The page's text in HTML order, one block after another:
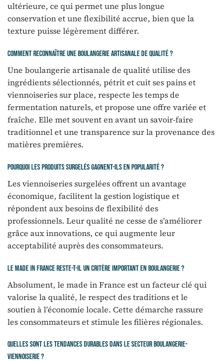
ultérieure, ce qui permet une plus longue
conservation et une flexibilité accrue, bien que la
texture puisse légèrement différer.
Comment reconnaître une boulangerie artisanale de qualité ?
Une boulangerie artisanale de qualité utilise des
ingrédients sélectionnés, pétrit et cuit ses pains et
viennoiseries sur place, respecte les temps de
fermentation naturels, et propose une offre variée et
fraîche. Elle met souvent en avant un savoir-faire
traditionnel et une transparence sur la provenance des
matières premières.
Pourquoi les produits surgelés gagnent-ils en popularité ?
Les viennoiseries surgelées offrent un avantage
économique, facilitent la gestion logistique et
répondent aux besoins de flexibilité des
professionnels. Leur qualité ne cesse de s’améliorer
grâce aux innovations, ce qui augmente leur
acceptabilité auprès des consommateurs.
Le made in France reste-t-il un critère important en boulangerie ?
Absolument, le made in France est un facteur clé qui
valorise la qualité, le respect des traditions et le
soutien à l’économie locale. Cette démarche rassure
les consommateurs et stimule les filières régionales.
Quelles sont les tendances durables dans le secteur boulangerie-
viennoiserie ?